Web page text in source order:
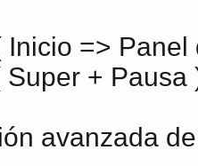
Inicio =>
+ Pausa
avanzada